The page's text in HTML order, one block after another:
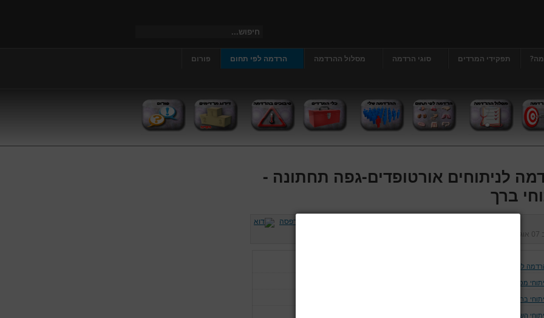
תפקידי המרדים סוגי הרדמה מסלול ההרדמה הרדמה לפי תחום
פורום
לניתוחים אורטופדים-גפה תחתונה -
ברך
07 אוגוסט 2013
לניתוחים אורטופדים-גפה תחתונה
מפרק הירך
ברך
השוק